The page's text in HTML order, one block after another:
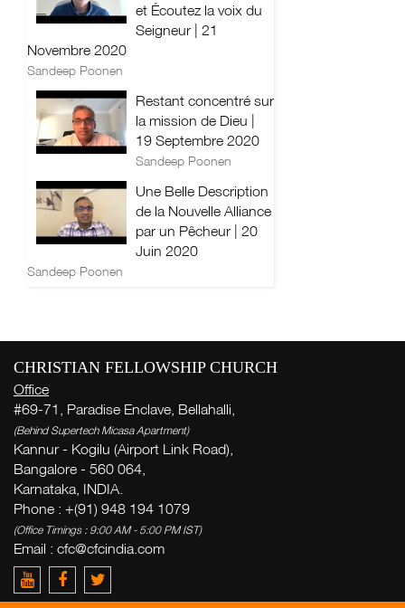
et Écoutez la voix du
Seigneur | 21
Novembre 2020
Sandeep Poonen
Restant concentré sur
la mission de Dieu |
19 Septembre 2020
Sandeep Poonen
Une Belle Description
de la Nouvelle Alliance
par un Pêcheur | 20
Juin 2020
Sandeep Poonen
CHRISTIAN FELLOWSHIP CHURCH
Office
#69-71, Paradise Enclave, Bellahalli,
(Behind Supertech Micasa Apartment)
Kannur - Kogilu (Airport Link Road),
Bangalore - 560 064,
Karnataka, INDIA.
Phone : +(91) 948 194 1079
(Office Timings : 9:00 AM - 5:00 PM IST)
Email : cfc@cfcindia.com